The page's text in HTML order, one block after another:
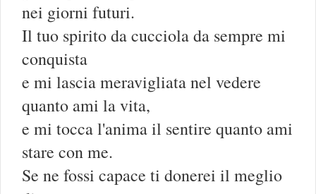
nei giorni futuri.
Il tuo spirito da cucciola da sempre mi
conquista
e mi lascia meravigliata nel vedere
quanto ami la vita,
e mi tocca l'anima il sentire quanto ami
stare con me.
Se ne fossi capace ti donerei il meglio